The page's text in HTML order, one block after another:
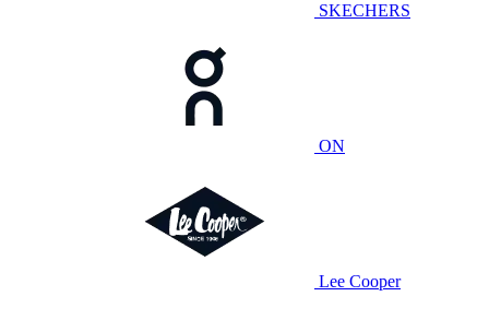
SKECHERS
ON
Lee Cooper